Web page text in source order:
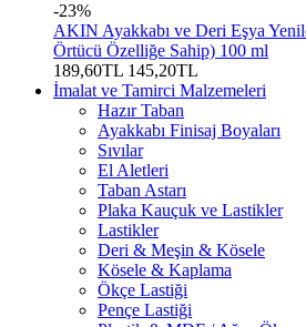
-23%
AKIN Ayakkabı ve Deri Eşya
Örtücü Özelliğe Sahip) 100 ml
189,60TL 145,20TL
İmalat ve Tamirci Malzemeleri
Hazır Taban
Ayakkabı Finisaj Boyaları
Sıvılar
El Aletleri
Taban Astarı
Plaka Kauçuk ve Lastikler
Lastikler
Deri & Meşin & Kösele
Kösele & Kaplama
Ökçe Lastiği
Pençe Lastiği